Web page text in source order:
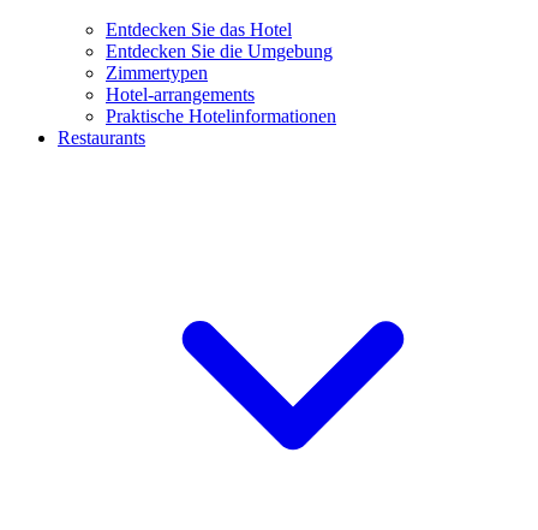
Entdecken Sie das Hotel
Entdecken Sie die Umgebung
Zimmertypen
Hotel-arrangements
Praktische Hotelinformationen
Restaurants